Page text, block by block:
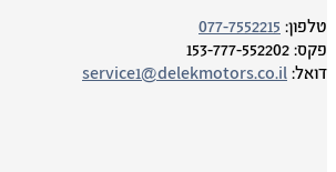
077-7552215
153-777-552202
service1@delekmotors.co.il